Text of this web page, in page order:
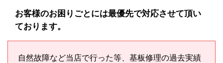
お客様のお困りごとには最優先で対応させて頂い
ております。
自然故障など当店で行った等、基板修理の過去実績